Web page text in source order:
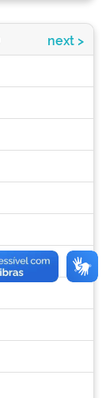
next >